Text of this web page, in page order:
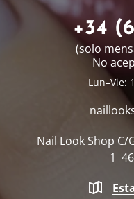
+34
(solo
No
Lun–Vie:
Nail Look Shop C/
1